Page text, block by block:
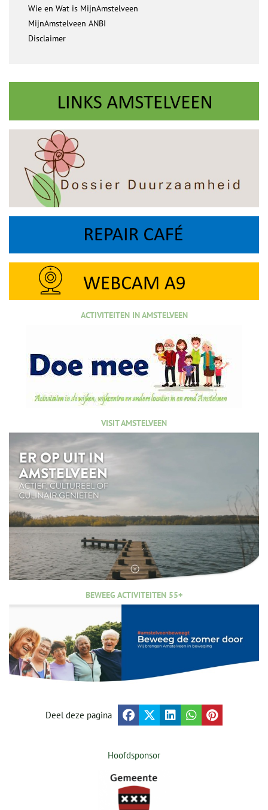
Wie en Wat is MijnAmstelveen
MijnAmstelveen ANBI
Disclaimer
ACTIVITEITEN IN AMSTELVEEN
VISIT AMSTELVEEN
BEWEEG ACTIVITEITEN 55+
Deel deze pagina
Hoofdsponsor